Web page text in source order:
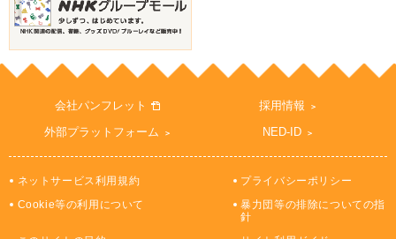
会社パンフレット
採用情報
外部プラットフォーム
NED-ID
ネットサービス利用規約
プライバシーポリシー
Cookie等の利用について
暴力団等の排除についての指
針